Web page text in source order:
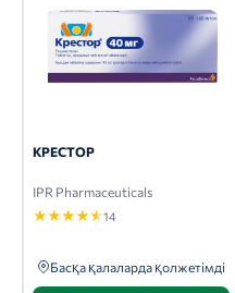
КРЕСТОР
IPR Pharmaceuticals
★★★★★14
Басқа қалаларда қолжетімді